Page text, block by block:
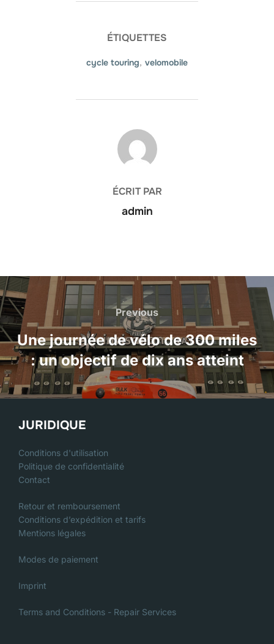
ÉTIQUETTES
cycle touring, velomobile
AUTEUR DE LA PUBLICATION
ÉCRIT PAR
admin
Navigation
de
l’article
Previous
Previous
Une journée de vélo de 300 miles
: un objectif de dix ans atteint
JURIDIQUE
Conditions d'utilisation
Politique de confidentialité
Contact
Retour et remboursement
Conditions d’expédition et tarifs
Mentions légales
Modes de paiement
Imprint
Terms and Conditions - Repair Services